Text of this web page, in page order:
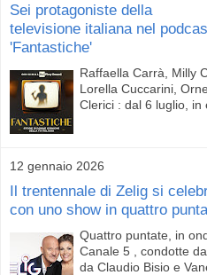
Sei protagoniste della
televisione italiana nel
'Fantastiche'
Raffaella Carrà, Milly
Lorella Cuccarini,
Clerici : dal 6 luglio, in
12 gennaio 2026
Il trentennale di Zelig si
con uno show in quattro
Quattro puntate, in
Canale 5 , condotte
da Claudio Bisio e